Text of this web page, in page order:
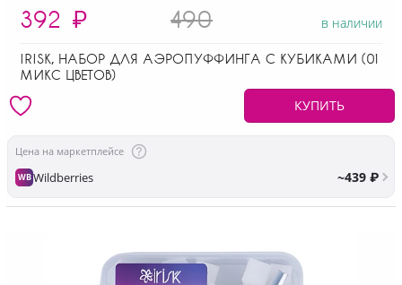
392 ₽ 490 в наличии
IRISK, НАБОР ДЛЯ АЭРОПУФФИНГА С КУБИКАМИ (01
МИКС ЦВЕТОВ)
КУПИТЬ
Цена на маркетплейсе
WBWildberries ~439 ₽